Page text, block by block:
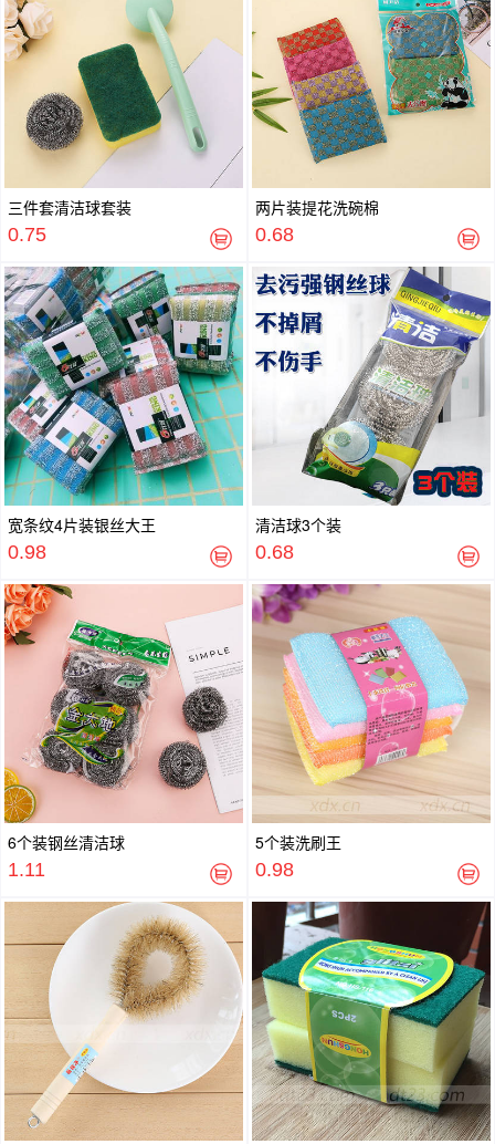
三件套清洁球套装
0.75
两片装提花洗碗棉
0.68
宽条纹4片装银丝大王
0.98
清洁球3个装
0.68
6个装钢丝清洁球
1.11
5个装洗刷王
0.98